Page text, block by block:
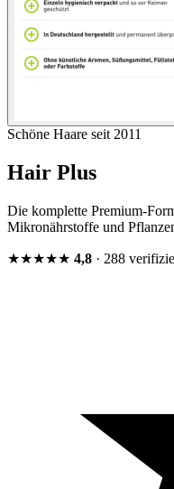
Schöne Haare seit 2011
Hair Plus
Die komplette Premium-
Mikronährstoffe und
★★★★★ 4,8 · 288